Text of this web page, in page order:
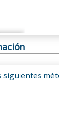
siguientes